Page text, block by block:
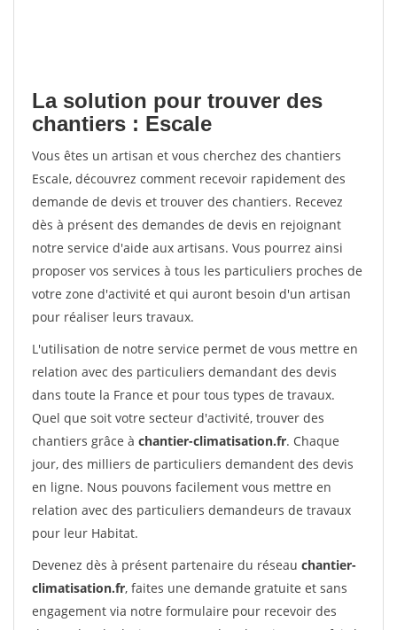
La solution pour trouver des
chantiers : Escale
Vous êtes un artisan et vous cherchez des chantiers
Escale, découvrez comment recevoir rapidement des
demande de devis et trouver des chantiers. Recevez
dès à présent des demandes de devis en rejoignant
notre service d'aide aux artisans. Vous pourrez ainsi
proposer vos services à tous les particuliers proches de
votre zone d'activité et qui auront besoin d'un artisan
pour réaliser leurs travaux.
L'utilisation de notre service permet de vous mettre en
relation avec des particuliers demandant des devis
dans toute la France et pour tous types de travaux.
Quel que soit votre secteur d'activité, trouver des
chantiers grâce à chantier-climatisation.fr. Chaque
jour, des milliers de particuliers demandent des devis
en ligne. Nous pouvons facilement vous mettre en
relation avec des particuliers demandeurs de travaux
pour leur Habitat.
Devenez dès à présent partenaire du réseau chantier-
climatisation.fr, faites une demande gratuite et sans
engagement via notre formulaire pour recevoir des